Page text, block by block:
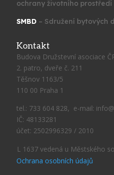
ochrany životního prostředí
SMBD – Sdružení bytových
Kontakt
Budova Družstevní asociace
2. patro, dveře č. 211
Těšnov 1163/5
110 00 Praha 1
tel.: 733 604 828, e-mail:
IČ: 48133281
účet: 2502996329 / 2010
L 1637 vedená u Městského
Ochrana osobních údajů